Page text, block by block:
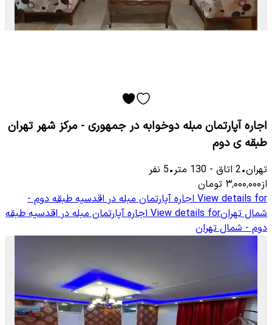
اجاره آپارتمان مبله دوخوابه در جمهوری - مرکز شهر تهران
طبقه ی دوم
تهران•
2 اتاق -
130 متر•
5 نفر
از۳٬۰۰۰٬۰۰۰ تومان
View details for اجاره آپارتمان مبله در اقدسیه طبقه دوم -
شمال تهرانView details for اجاره آپارتمان مبله در اقدسیه طبقه
دوم - شمال تهران